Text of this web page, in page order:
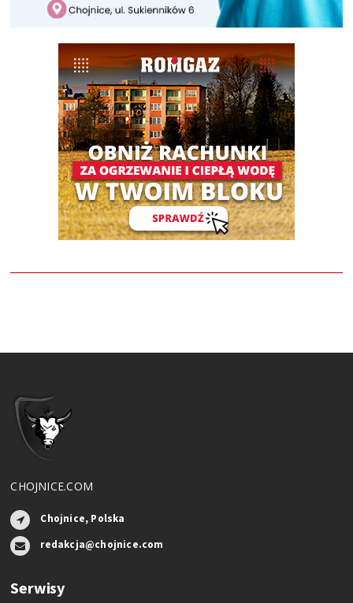
CHOJNICE.COM
Chojnice, Polska
redakcja@chojnice.com
Serwisy